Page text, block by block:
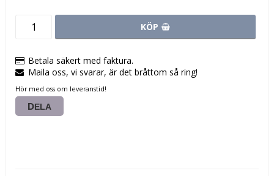
KÖP
Betala säkert med faktura.
Maila oss, vi svarar, är det bråttom så ring!
Hör med oss om leveranstid!
DELA